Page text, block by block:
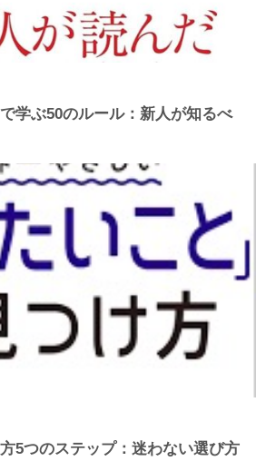
学ぶ50のルール：新人が知るべ
5つのステップ：迷わない選び方